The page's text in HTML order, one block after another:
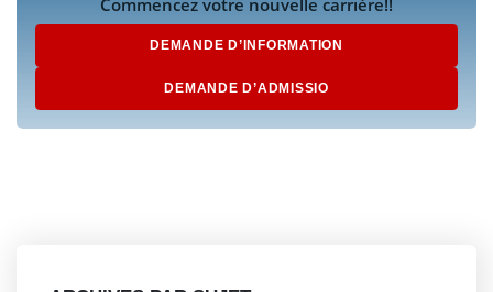
Commencez votre nouvelle carrière!!
DEMANDE D’INFORMATION
DEMANDE D’ADMISSIO